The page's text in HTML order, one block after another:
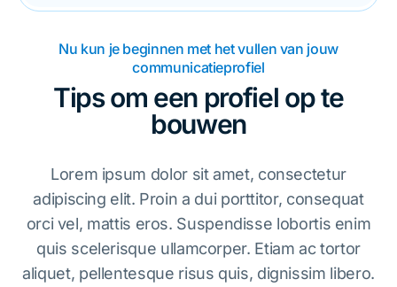
Nu kun je beginnen met het vullen van jouw
communicatieprofiel
Tips om een profiel op te
bouwen
Lorem ipsum dolor sit amet, consectetur
adipiscing elit. Proin a dui porttitor, consequat
orci vel, mattis eros. Suspendisse lobortis enim
quis scelerisque ullamcorper. Etiam ac tortor
aliquet, pellentesque risus quis, dignissim libero.